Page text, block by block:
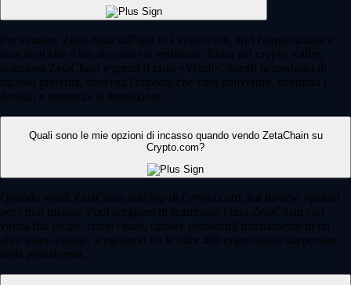
Per vendere ZetaChain sull'app di Crypto.com, apri l'applicazione e
assicurati che il tuo account sia verificato. Entra nel crypto wallet,
seleziona ZetaChain e premi il tasto «Vendi». Scegli la modalità di
incasso preferita, inserisci l'importo che vuoi convertire, controlla i
dettagli e autorizza la transazione.
Quali sono le mie opzioni di incasso quando vendo ZetaChain su
Crypto.com?
Quando vendi ZetaChain sull'app di Crypto.com, hai diverse opzioni
per i tuoi incassi. Puoi scegliere di scambiare i tuoi ZetaChain con
valuta fiat locale, come l'euro, oppure convertirli direttamente in un
altro asset digitale, scegliendo tra le oltre 400 criptovalute supportate
dalla piattaforma.